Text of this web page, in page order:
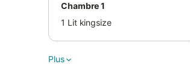
Chambre 1
1 Lit kingsize
Plus